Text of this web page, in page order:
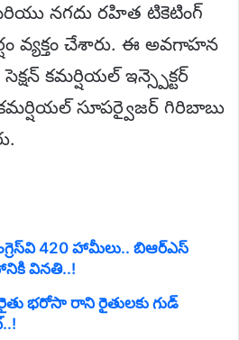
నగదు రహిత టికెటింగ్
వ్యక్తం చేశారు. ఈ అవగాహన
కమర్షియల్ ఇన్స్పెక్టర్
సూపర్వైజర్ గిరిబాబు
420 హామీలు.. బిఆర్‌ఎస్‌
వినతి..!
భరోసా రాని రైతులకు గుడ్